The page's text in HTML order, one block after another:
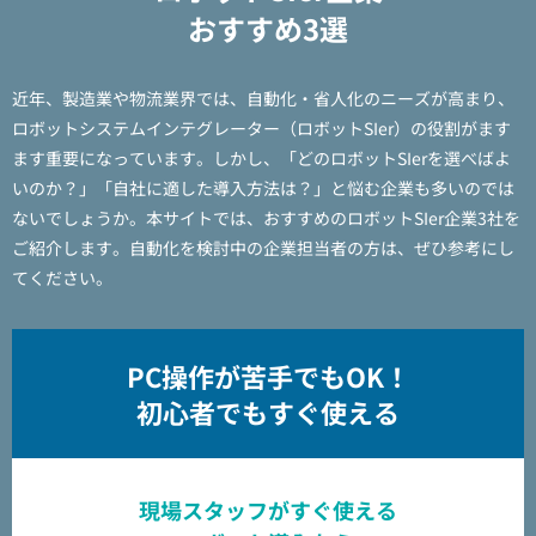
おすすめ3選
近年、製造業や物流業界では、自動化・省人化のニーズが高まり、
ロボットシステムインテグレーター（ロボットSIer）の役割がます
ます重要になっています。しかし、「どのロボットSIerを選べばよ
いのか？」「自社に適した導入方法は？」と悩む企業も多いのでは
ないでしょうか。本サイトでは、おすすめのロボットSIer企業3社を
ご紹介します。自動化を検討中の企業担当者の方は、ぜひ参考にし
てください。
PC操作が苦手でもOK！
初心者でもすぐ使える
現場スタッフがすぐ使える